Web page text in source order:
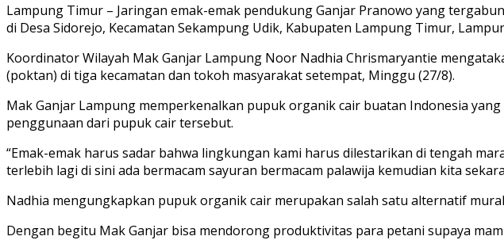
Lampung Timur – Jaringan emak-emak pendukung Ganjar Pranowo yang
di Desa Sidorejo, Kecamatan Sekampung Udik, Kabupaten Lampung Timur,
Koordinator Wilayah Mak Ganjar Lampung Noor Nadhia Chrismaryantie
(poktan) di tiga kecamatan dan tokoh masyarakat setempat, Minggu (27/8).
Mak Ganjar Lampung memperkenalkan pupuk organik cair buatan Indonesia
penggunaan dari pupuk cair tersebut.
“Emak-emak harus sadar bahwa lingkungan kami harus dilestarikan di tengah
terlebih lagi di sini ada bermacam sayuran bermacam palawija kemudian kita
Nadhia mengungkapkan pupuk organik cair merupakan salah satu alternatif
Dengan begitu Mak Ganjar bisa mendorong produktivitas para petani supaya